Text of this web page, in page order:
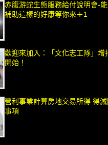
赤腹游蛇生態服務給付說明會-
補助這樣的好康等你來＋1
歡迎來加入：「文化志工隊」增
開始！
營利事業計算房地交易所得 得
事項